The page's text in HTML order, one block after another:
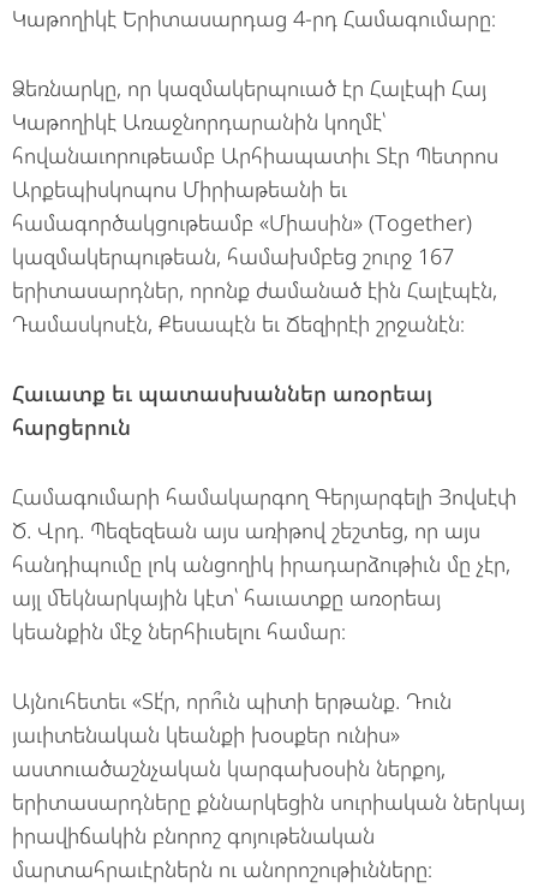
Կաթողիկէ Երիտասարդաց 4-րդ Համագումարը։
Ձեռնարկը, որ կազմակերպուած էր Հալէպի Հայ
Կաթողիկէ Առաջնորդարանին կողմէ՝
հովանաւորութեամբ Արհիապատիւ Տէր Պետրոս
Արքեպիսկոպոս Միրիաթեանի եւ
համագործակցութեամբ «Միասին» (Together)
կազմակերպութեան, համախմբեց շուրջ 167
երիտասարդներ, որոնք ժամանած էին Հալէպէն,
Դամասկոսէն, Քեսապէն եւ Ճեզիրէի շրջանէն։
Հաւատք եւ պատասխաններ առօրեայ
հարցերուն
Համագումարի համակարգող Գերյարգելի Յովսէփ
Ծ. Վրդ. Պեզեզեան այս առիթով շեշտեց, որ այս
հանդիպումը լոկ անցողիկ իրադարձութիւն մը չէր,
այլ մեկնարկային կէտ՝ հաւատքը առօրեայ
կեանքին մէջ ներհիւսելու համար։
Այնուհետեւ «Տէ՛ր, որո՞ւն պիտի երթանք. Դուն
յաւիտենական կեանքի խօսքեր ունիս»
աստուածաշնչական կարգախօսին ներքոյ,
երիտասարդները քննարկեցին սուրիական ներկայ
իրավիճակին բնորոշ գոյութենական
մարտահրաւէրներն ու անորոշութիւնները։